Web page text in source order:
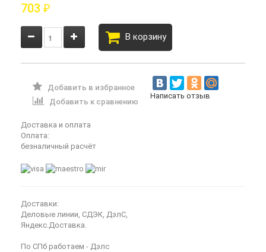
703 ₽
В корзину
Добавить в избранное
Добавить к сравнению
Написать отзыв
Доставка и оплата
Оплата:
безналичный расчёт
Доставки:
Деловые линии, СДЭК, ДэлС,
Яндекс.Доставка.
По СПб работаем - Дэлс